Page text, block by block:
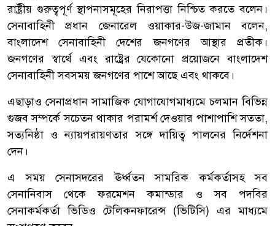
রাষ্ট্রীয় গুরুত্বপূর্ণ স্থাপনাসমূহের নিরাপত্তা নিশ্চিত করতে বলেন।
সেনাবাহিনী প্রধান জেনারেল ওয়াকার-উজ-জামান বলেন,
বাংলাদেশ সেনাবাহিনী দেশের জনগণের আস্থার প্রতীক।
জনগণের স্বার্থে এবং রাষ্ট্রের যেকোনো প্রয়োজনে বাংলাদেশ
সেনাবাহিনী সবসময় জনগণের পাশে আছে এবং থাকবে।
এছাড়াও সেনাপ্রধান সামাজিক যোগাযোগমাধ্যমে চলমান বিভিন্ন
গুজব সম্পর্কে সচেতন থাকার পরামর্শ দেওয়ার পাশাপাশি সততা,
সত্যনিষ্ঠা ও ন্যায়পরায়ণতার সঙ্গে দায়িত্ব পালনের নির্দেশনা
দেন।
এ সময় সেনাসদরের ঊর্ধ্বতন সামরিক কর্মকর্তাসহ সব
সেনানিবাস থেকে ফরমেশন কমান্ডার ও সব পদবির
সেনাকর্মকর্তা ভিডিও টেলিকনফারেন্স (ভিটিসি) এর মাধ্যমে